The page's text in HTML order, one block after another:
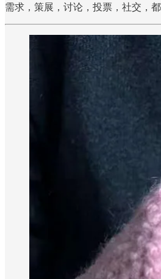
需求，策展，讨论，投票，社交，